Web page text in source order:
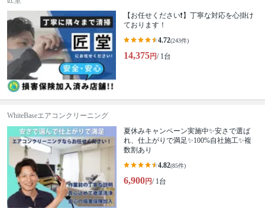
【お任せください❗️】丁寧な対応を心掛け
ております！
4.72(243件)
14,375円/ 1台
WhiteBaseエアコンクリーニング
夏休みキャンペーン実施中✨安さで選ば
れ、仕上がりで満足✨100%自社施工✨複
数割あり
4.82(85件)
6,900円/ 1台